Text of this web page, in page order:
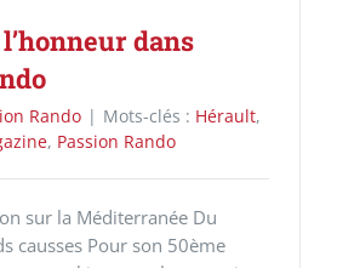
dans
Rando | Mots-clés : Hérault,
, Passion Rando
sur la Méditerranée Du
causses Pour son 50ème